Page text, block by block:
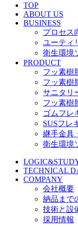
TOP
ABOUT US
BUSINESS
プロセス
ユーティ
衛生環境
PRODUCT
フッ素樹
フッ素樹
サニタリ
フッ素樹
ゴムフレ
SUSフレ
継手金具
衛生環境
TECHNICAL
COMPANY
会社概要
納品まで
技術と設
採用情報